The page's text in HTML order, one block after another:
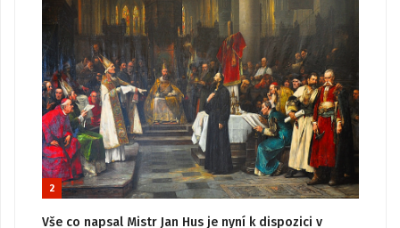
2
Vše co napsal Mistr Jan Hus je nyní k dispozici v